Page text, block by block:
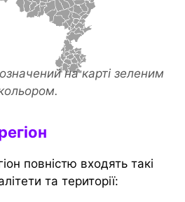
на карті зеленим
повністю входять такі
та території: